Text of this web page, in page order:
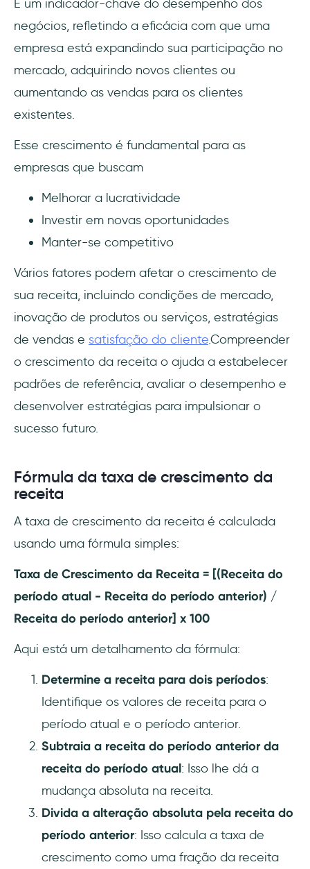
É um indicador-chave do desempenho dos
negócios, refletindo a eficácia com que uma
empresa está expandindo sua participação no
mercado, adquirindo novos clientes ou
aumentando as vendas para os clientes
existentes.
Esse crescimento é fundamental para as
empresas que buscam
Melhorar a lucratividade
Investir em novas oportunidades
Manter-se competitivo
Vários fatores podem afetar o crescimento de
sua receita, incluindo condições de mercado,
inovação de produtos ou serviços, estratégias
de vendas e satisfação do cliente.Compreender
o crescimento da receita o ajuda a estabelecer
padrões de referência, avaliar o desempenho e
desenvolver estratégias para impulsionar o
sucesso futuro.
Fórmula da taxa de crescimento da
receita
A taxa de crescimento da receita é calculada
usando uma fórmula simples:
Taxa de Crescimento da Receita = [(Receita do
período atual - Receita do período anterior) /
Receita do período anterior] x 100
Aqui está um detalhamento da fórmula:
Determine a receita para dois períodos:
Identifique os valores de receita para o
período atual e o período anterior.
Subtraia a receita do período anterior da
receita do período atual: Isso lhe dá a
mudança absoluta na receita.
Divida a alteração absoluta pela receita do
período anterior: Isso calcula a taxa de
crescimento como uma fração da receita